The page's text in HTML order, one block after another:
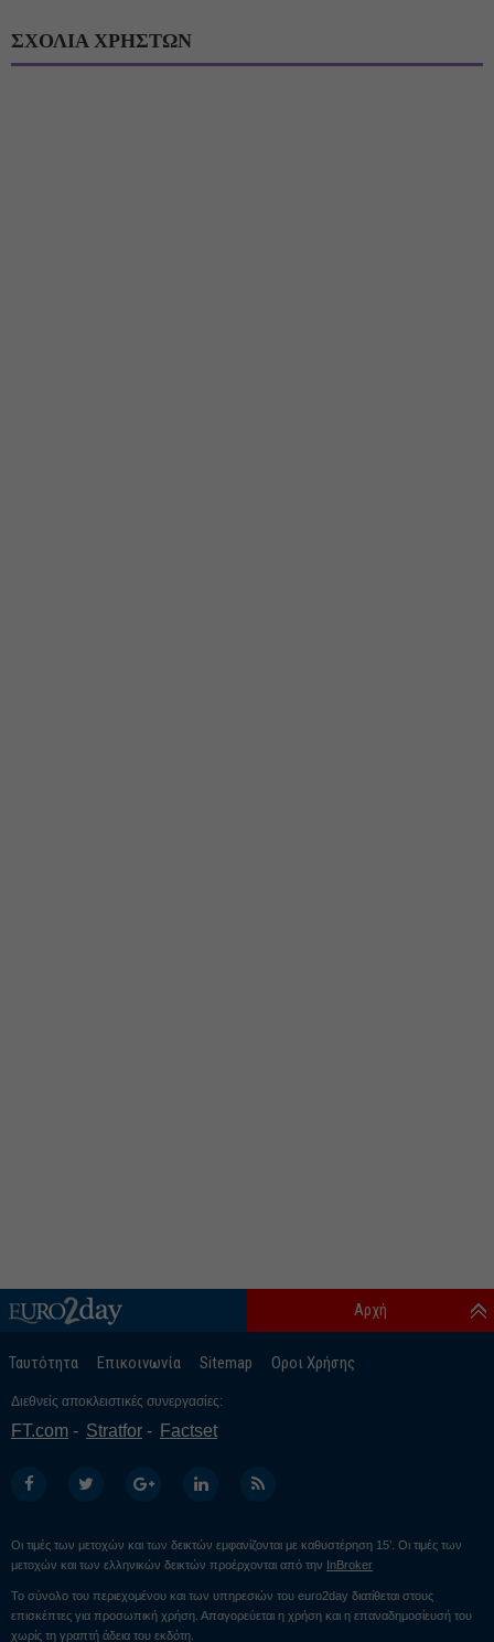
ΣΧΟΛΙΑ ΧΡΗΣΤΩΝ
Ταυτότητα Επικοινωνία Sitemap Οροι Χρήσης
Αρχή
Διεθνείς αποκλειστικές συνεργασίες:
FT.com Stratfor Factset
Οι τιμές των μετοχών και των δεικτών εμφανίζονται με καθυστέρηση 15’. Οι τιμές των
μετοχών και των ελληνικών δεικτών προέρχονται από την InBroker
Το σύνολο του περιεχομένου και των υπηρεσιών του euro2day διατίθεται στους
επισκέπτες για προσωπική χρήση. Απαγορεύεται η χρήση και η επαναδημοσίευσή του
χωρίς τη γραπτή άδεια του εκδότη.